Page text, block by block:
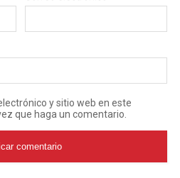
y sitio web en este
que haga un comentario.